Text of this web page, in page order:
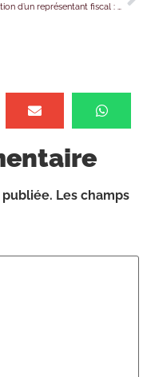
Désignation d’un représentant fiscal : un modèle de lettre mis à jour !
publiée. Les champs